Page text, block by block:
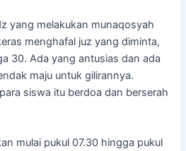
yang melakukan munaqosyah
menghafal juz yang diminta,
30. Ada yang antusias dan ada
maju untuk gilirannya.
siswa itu berdoa dan berserah
mulai pukul 07.30 hingga pukul